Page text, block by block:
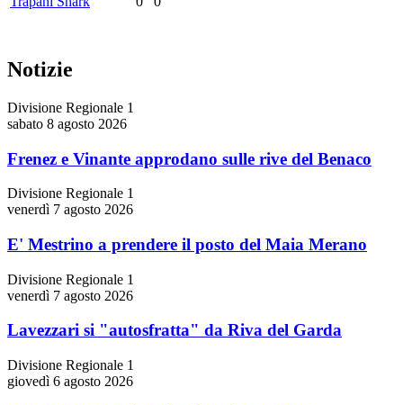
Notizie
Divisione Regionale 1
sabato 8 agosto 2026
Frenez e Vinante approdano sulle rive del Benaco
Divisione Regionale 1
venerdì 7 agosto 2026
E' Mestrino a prendere il posto del Maia Merano
Divisione Regionale 1
venerdì 7 agosto 2026
Lavezzari si "autosfratta" da Riva del Garda
Divisione Regionale 1
giovedì 6 agosto 2026